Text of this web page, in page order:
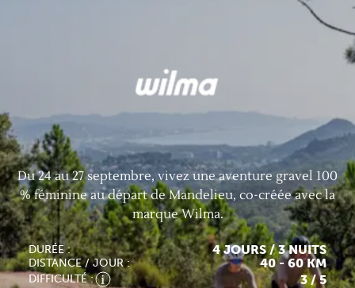
Du 24 au 27 septembre, vivez une aventure gravel 100
% féminine au départ de Mandelieu, co-créée avec la
marque Wilma.
DURÉE : 4 JOURS / 3 NUITS
DISTANCE / JOUR : 40 - 60 KM
DIFFICULTÉ : 3/ 5